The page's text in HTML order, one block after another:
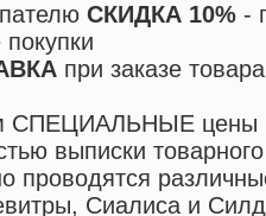
СКИДКА 10% -
при заказе
СПЕЦИАЛЬНЫЕ цены
выписки
проводятся
Сиалиса и